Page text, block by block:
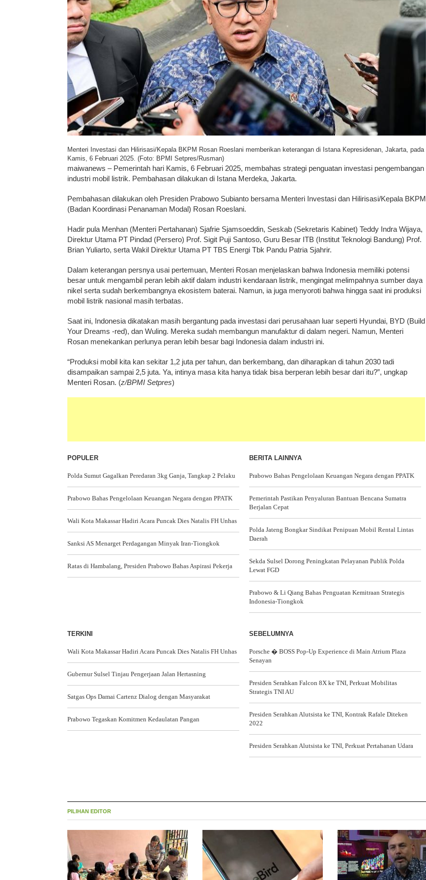
Menteri Investasi dan Hilirisasi/Kepala BKPM Rosan Roeslani memberikan keterangan di Istana Kepresidenan, Jakarta, pada
Kamis, 6 Februari 2025. (Foto: BPMI Setpres/Rusman)
maiwanews – Pemerintah hari Kamis, 6 Februari 2025, membahas strategi penguatan investasi pengembangan
industri mobil listrik. Pembahasan dilakukan di Istana Merdeka, Jakarta.
Pembahasan dilakukan oleh Presiden Prabowo Subianto bersama Menteri Investasi dan Hilirisasi/Kepala BKPM
(Badan Koordinasi Penanaman Modal) Rosan Roeslani.
Hadir pula Menhan (Menteri Pertahanan) Sjafrie Sjamsoeddin, Seskab (Sekretaris Kabinet) Teddy Indra Wijaya,
Direktur Utama PT Pindad (Persero) Prof. Sigit Puji Santoso, Guru Besar ITB (Institut Teknologi Bandung) Prof.
Brian Yuliarto, serta Wakil Direktur Utama PT TBS Energi Tbk Pandu Patria Sjahrir.
Dalam keterangan persnya usai pertemuan, Menteri Rosan menjelaskan bahwa Indonesia memiliki potensi
besar untuk mengambil peran lebih aktif dalam industri kendaraan listrik, mengingat melimpahnya sumber daya
nikel serta sudah berkembangnya ekosistem baterai. Namun, ia juga menyoroti bahwa hingga saat ini produksi
mobil listrik nasional masih terbatas.
Saat ini, Indonesia dikatakan masih bergantung pada investasi dari perusahaan luar seperti Hyundai, BYD (Build
Your Dreams -red), dan Wuling. Mereka sudah membangun manufaktur di dalam negeri. Namun, Menteri
Rosan menekankan perlunya peran lebih besar bagi Indonesia dalam industri ini.
“Produksi mobil kita kan sekitar 1,2 juta per tahun, dan berkembang, dan diharapkan di tahun 2030 tadi
disampaikan sampai 2,5 juta. Ya, intinya masa kita hanya tidak bisa berperan lebih besar dari itu?”, ungkap
Menteri Rosan. (z/BPMI Setpres)
POPULER
Polda Sumut Gagalkan Peredaran 3kg Ganja, Tangkap 2 Pelaku
Prabowo Bahas Pengelolaan Keuangan Negara dengan PPATK
Wali Kota Makassar Hadiri Acara Puncak Dies Natalis FH Unhas
Sanksi AS Menarget Perdagangan Minyak Iran-Tiongkok
Ratas di Hambalang, Presiden Prabowo Bahas Aspirasi Pekerja
BERITA LAINNYA
Prabowo Bahas Pengelolaan Keuangan Negara dengan PPATK
Pemerintah Pastikan Penyaluran Bantuan Bencana Sumatra
Berjalan Cepat
Polda Jateng Bongkar Sindikat Penipuan Mobil Rental Lintas
Daerah
Sekda Sulsel Dorong Peningkatan Pelayanan Publik Polda
Lewat FGD
Prabowo & Li Qiang Bahas Penguatan Kemitraan Strategis
Indonesia-Tiongkok
TERKINI
Wali Kota Makassar Hadiri Acara Puncak Dies Natalis FH Unhas
Gubernur Sulsel Tinjau Pengerjaan Jalan Hertasning
Satgas Ops Damai Cartenz Dialog dengan Masyarakat
Prabowo Tegaskan Komitmen Kedaulatan Pangan
SEBELUMNYA
Porsche � BOSS Pop-Up Experience di Main Atrium Plaza
Senayan
Presiden Serahkan Falcon 8X ke TNI, Perkuat Mobilitas
Strategis TNI AU
Presiden Serahkan Alutsista ke TNI, Kontrak Rafale Diteken
2022
Presiden Serahkan Alutsista ke TNI, Perkuat Pertahanan Udara
PILIHAN EDITOR